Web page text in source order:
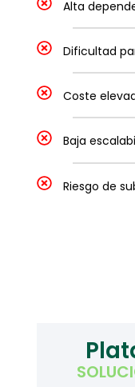
Alta
Dificultad
Coste
Baja
Riesgo de